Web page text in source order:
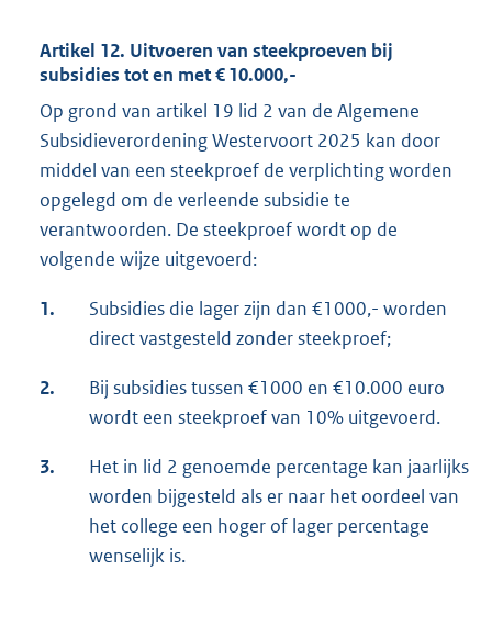
Artikel 12. Uitvoeren van steekproeven bij
subsidies tot en met € 10.000,-
Op grond van artikel 19 lid 2 van de Algemene
Subsidieverordening Westervoort 2025 kan door
middel van een steekproef de verplichting worden
opgelegd om de verleende subsidie te
verantwoorden. De steekproef wordt op de
volgende wijze uitgevoerd:
1.
Subsidies die lager zijn dan €1000,- worden
direct vastgesteld zonder steekproef;
2.
Bij subsidies tussen €1000 en €10.000 euro
wordt een steekproef van 10% uitgevoerd.
3.
Het in lid 2 genoemde percentage kan jaarlijks
worden bijgesteld als er naar het oordeel van
het college een hoger of lager percentage
wenselijk is.